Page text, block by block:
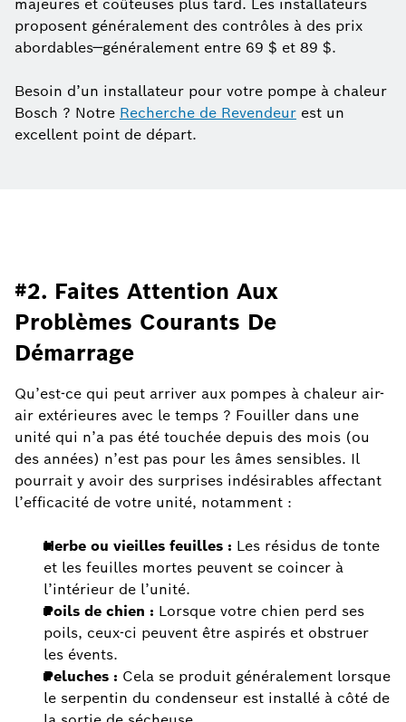
proposent généralement des contrôles à des prix
abordables—généralement entre 69 $ et 89 $.
Besoin d’un installateur pour votre pompe à chaleur
Bosch ? Notre Recherche de Revendeur est un
excellent point de départ.
#2. Faites Attention Aux
Problèmes Courants De
Démarrage
Qu’est-ce qui peut arriver aux pompes à chaleur air-
air extérieures avec le temps ? Fouiller dans une
unité qui n’a pas été touchée depuis des mois (ou
des années) n’est pas pour les âmes sensibles. Il
pourrait y avoir des surprises indésirables affectant
l’efficacité de votre unité, notamment :
Herbe ou vieilles feuilles : Les résidus de tonte
et les feuilles mortes peuvent se coincer à
l’intérieur de l’unité.
Poils de chien : Lorsque votre chien perd ses
poils, ceux-ci peuvent être aspirés et obstruer
les évents.
Peluches : Cela se produit généralement lorsque
le serpentin du condenseur est installé à côté de